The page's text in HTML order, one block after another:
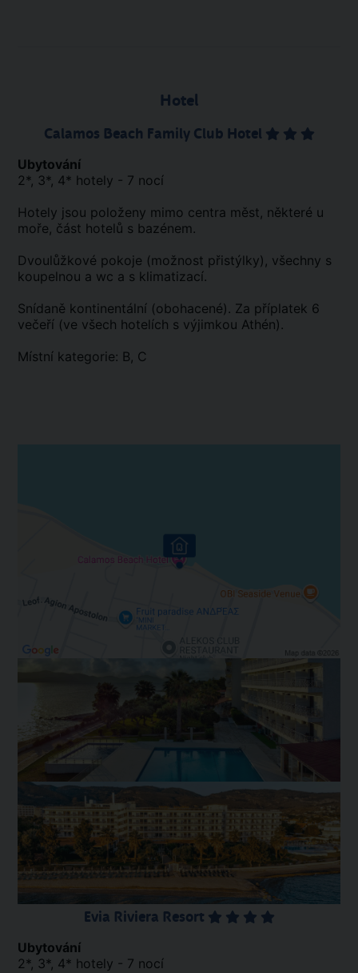
Hotel
Calamos Beach Family Club Hotel
Ubytování
2*, 3*, 4* hotely - 7 nocí
Hotely jsou položeny mimo centra měst, některé u
moře, část hotelů s bazénem.
Dvoulůžkové pokoje (možnost přistýlky), všechny s
koupelnou a wc a s klimatizací.
Snídaně kontinentální (obohacené). Za příplatek 6
večeří (ve všech hotelích s výjimkou Athén).
Místní kategorie: B, C
Evia Riviera Resort
Ubytování
2*, 3*, 4* hotely - 7 nocí